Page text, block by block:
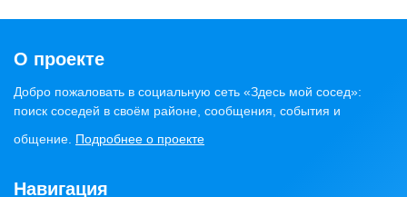
О проекте
Добро пожаловать в социальную сеть «Здесь мой сосед»:
поиск соседей в своём районе, сообщения, события и
общение. Подробнее о проекте
Навигация